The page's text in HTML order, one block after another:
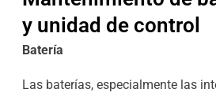
y unidad de control
Batería
Las baterías, especialmente las